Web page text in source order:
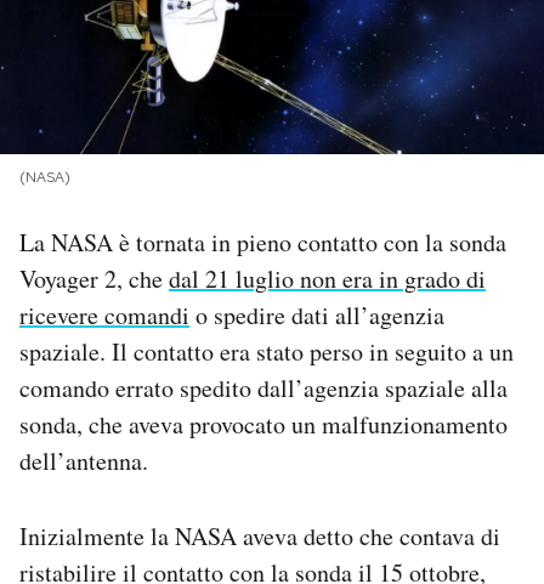
PODCAST
NEWSLETTER
I MIEI PREFERITI
CALENDARIO
Area Personale
Newsletter
(NASA)
La NASA è tornata in pieno contatto con la sonda
Voyager 2, chedal 21 luglio non era in grado di
ricevere comandi o spedire dati all’agenzia
spaziale. Il contatto era stato perso in seguito a un
comando errato spedito dall’agenzia spaziale alla
sonda, che aveva provocato un malfunzionamento
dell’antenna.
Inizialmente la NASA aveva detto che contava di
ristabilire il contatto con la sonda il 15 ottobre,